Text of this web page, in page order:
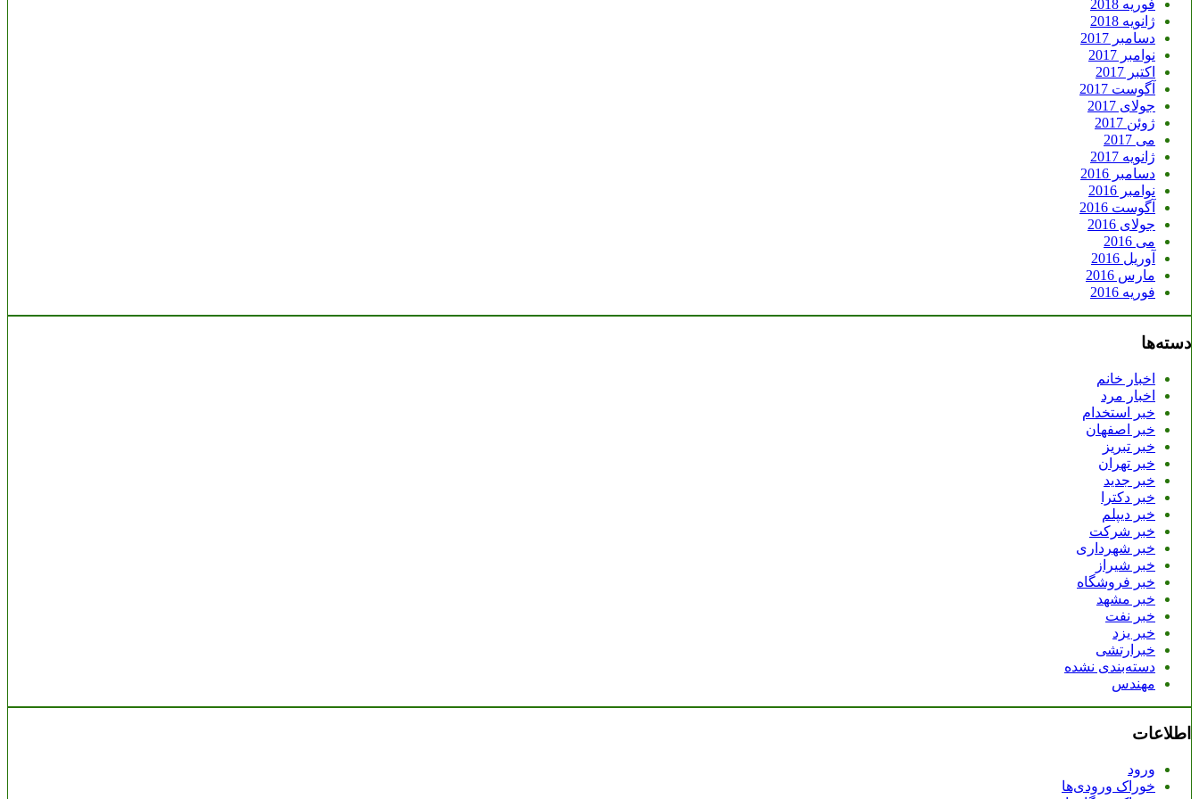
فوریه 2018
ژانویه 2018
دسامبر 2017
نوامبر 2017
اکتبر 2017
آگوست 2017
جولای 2017
ژوئن 2017
می 2017
ژانویه 2017
دسامبر 2016
نوامبر 2016
آگوست 2016
جولای 2016
می 2016
آوریل 2016
مارس 2016
فوریه 2016
دسته‌ها
اخبار خانم
اخبار مرد
خبر استخدام
خبر اصفهان
خبر تبریز
خبر تهران
خبر جدید
خبر دکترا
خبر دیپلم
خبر شرکت
خبر شهرداری
خبر شیراز
خبر فروشگاه
خبر مشهد
خبر نفت
خبر یزد
خبرارتشی
دسته‌بندی نشده
مهندس
اطلاعات
ورود
خوراک ورودی‌ها